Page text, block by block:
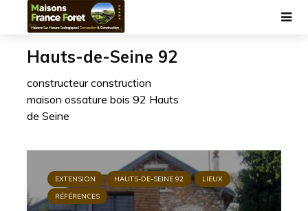
Hauts-de-Seine 92
constructeur construction
maison ossature bois 92 Hauts
de Seine
EXTENSION HAUTS-DE-SEINE 92
LIEUX
RÉFÉRENCES